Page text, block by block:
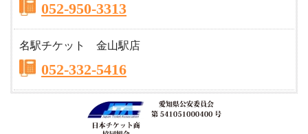
052-950-3313
名駅チケット 金山駅店
052-332-5416